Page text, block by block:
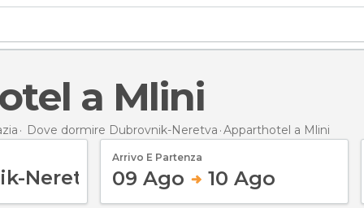
a Mlini
Dove dormire Dubrovnik-Neretva Apparthotel a Mlini
Arrivo E Partenza
09 Ago 10 Ago